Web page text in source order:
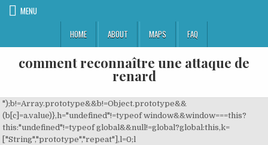
MENU
HOME
ABOUT MAPS FAQ
comment reconnaître une attaque de
renard
");b!=Array.prototype&&b!=Object.prototype&&
(b[c]=a.value)},h="undefined"!=typeof window&&window===this?
this:"undefined"!=typeof global&&null!=global?global:this,k=
["String","prototype","repeat"],l=0;l